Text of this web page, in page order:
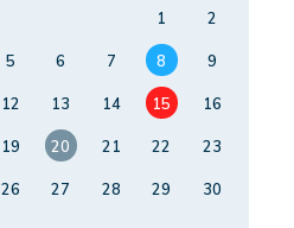
1
2
5 6 7 8
9
12 13 14 15
16
19 20 21 22
23
26 27 28 29
30